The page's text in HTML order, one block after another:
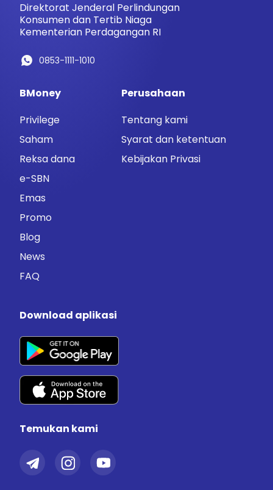
Direktorat Jenderal Perlindungan
Konsumen dan Tertib Niaga
Kementerian Perdagangan RI
0853-1111-1010
BMoney
Privilege
Saham
Reksa dana
e-SBN
Emas
Promo
Blog
News
FAQ
Perusahaan
Tentang kami
Syarat dan ketentuan
Kebijakan Privasi
Download aplikasi
Temukan kami